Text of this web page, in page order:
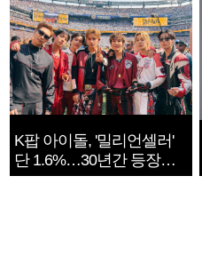
K팝 아이돌, '밀리언셀러'
단 1.6%…30년간 등장
1182개팀 전수조사